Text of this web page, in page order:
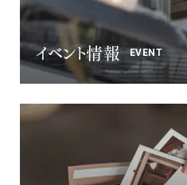
イベント情報 EVENT